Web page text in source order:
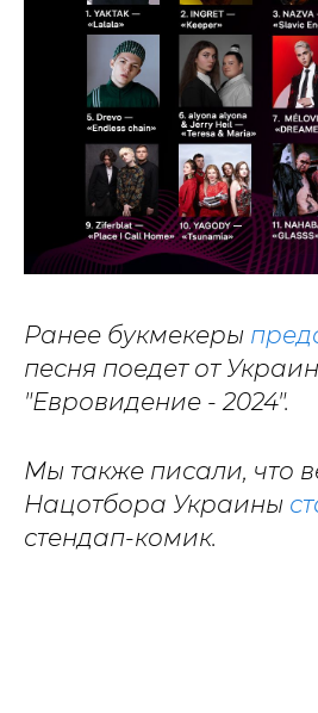
Ранее букмекеры
песня поедет от
"Евровидение - 2024".
Мы также писали, что
Нацотбора Украины
стендап-комик.